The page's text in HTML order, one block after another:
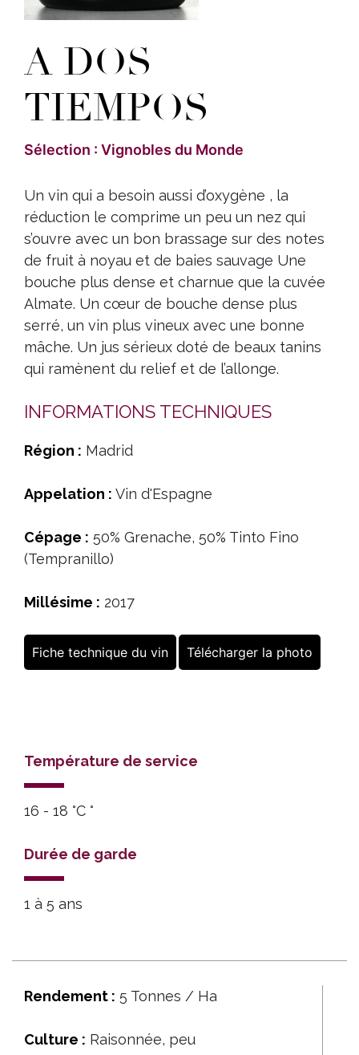
A DOS
TIEMPOS
Sélection : Vignobles du Monde
Un vin qui a besoin aussi d’oxygène , la
réduction le comprime un peu un nez qui
s’ouvre avec un bon brassage sur des notes
de fruit à noyau et de baies sauvage Une
bouche plus dense et charnue que la cuvée
Almate. Un cœur de bouche dense plus
serré, un vin plus vineux avec une bonne
mâche. Un jus sérieux doté de beaux tanins
qui ramènent du relief et de l’allonge.
INFORMATIONS TECHNIQUES
Région : Madrid
Appelation : Vin d'Espagne
Cépage : 50% Grenache, 50% Tinto Fino
(Tempranillo)
Millésime : 2017
Fiche technique du vin Télécharger la photo
Température de service
16 - 18 °C °
Durée de garde
1 à 5 ans
Rendement : 5 Tonnes / Ha
Culture : Raisonnée, peu